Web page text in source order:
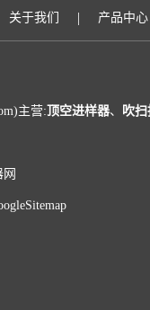
关于我们 | 产品中心
主营:顶空进样器、 吹